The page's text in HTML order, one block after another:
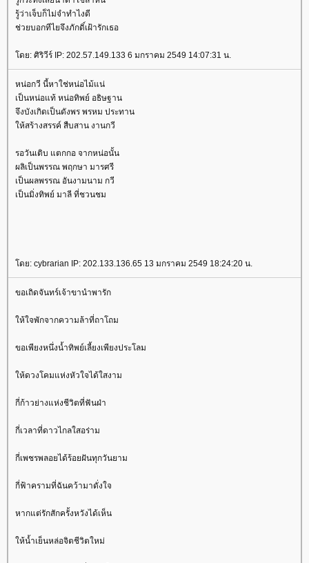
รู้ว่าเจ็บก็ไม่จำทำไงดี
ช่วยบอกทีไยจึงภักดิ์เฝ้ารักเธอ
ดย: ศิริวีร์ IP: 202.57.149.133 6 มกราคม 2549 14:07:31 น.
หน่อกวี นี้หาใช่หน่อไม้แน่
เป็นหน่อแท้ หน่อทิพย์ อธิษฐาน
จึงบังเกิดเป็นดังพร พรหม ประทาน
ห้สร้างสรรค์ สืบสาน งานกวี
รอวันเติบ แตกกอ จากหน่อนั้น
ผลิเป็นพรรณ พฤกษา มารศรี
เป็นผลพรรณ อันงามนาม กวี
เป็นมิ่งทิพย์ มาลี ที่ชวนชม
ดย: cybrarian IP: 202.133.136.65 13 มกราคม 2549 18:24:20 น.
ขอเถิดจันทร์เจ้าขานำพารัก
ห้ใจพักจากความล้าที่ถาโถม
ขอเพียงหนึ่งน้ำทิพย์เลี้ยงเพียงประโลม
ห้ดวงโคมแห่งหัวใจได้ใสงาม
กี่ก้าวย่างแห่งชีวิตที่ฟันฝ่า
กี่เวลาที่ดาวไกลใสอร่าม
กี่เพชรพลอยได้ร้อยฝันทุกวันยาม
กี่ฟ้าครามที่ฉันคว้ามาดั่งใจ
หากแต่รักสักครั้งหวังได้เห็น
ห้น้ำเย็นหล่อจิตชีวิตใหม่